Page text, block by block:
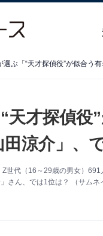
選ぶ「“天才探偵役”が似合う
天才探偵役
涼介」、
世代（16～29歳の男女）
さん、では1位は？ （サム